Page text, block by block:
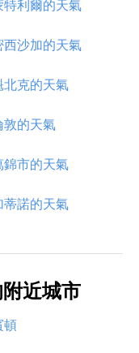
利爾的天氣
沙加的天氣
克的天氣
的天氣
市的天氣
諾的天氣
近城市